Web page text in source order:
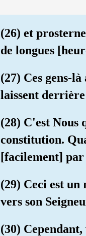
(26) et
de longues
(27) Ces gens-
laissent
(28) C'est Nous
constitution.
[facilement] par
(29) Ceci est
vers son
(30)